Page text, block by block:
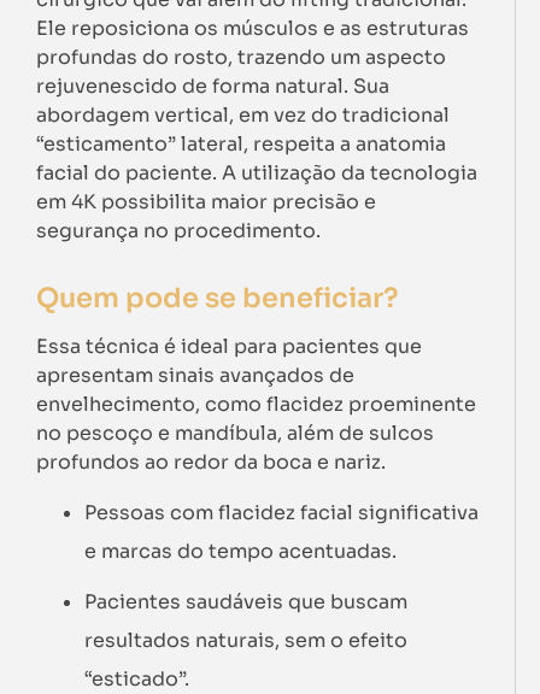
Ele reposiciona os músculos e as estruturas
profundas do rosto, trazendo um aspecto
rejuvenescido de forma natural. Sua
abordagem vertical, em vez do tradicional
“esticamento” lateral, respeita a anatomia
facial do paciente. A utilização da tecnologia
em 4K possibilita maior precisão e
segurança no procedimento.
Quem pode se beneficiar?
Essa técnica é ideal para pacientes que
apresentam sinais avançados de
envelhecimento, como flacidez proeminente
no pescoço e mandíbula, além de sulcos
profundos ao redor da boca e nariz.
Pessoas com flacidez facial significativa
e marcas do tempo acentuadas.
Pacientes saudáveis que buscam
resultados naturais, sem o efeito
“esticado”.